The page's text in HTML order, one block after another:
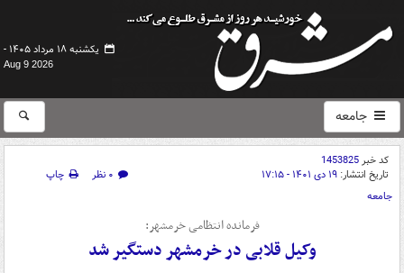
یکشنبه ۱۸ مرداد ۱۴۰۵ -
Aug 9 2026
جامعه
کد خبر1453825
تاریخ انتشار: ۱۹ دی ۱۴۰۱ - ۱۷:۱۵ ۰ نظر
چاپ
جامعه
فرمانده انتظامی خرمشهر:
وکیل قلابی در خرمشهر دستگیر شد